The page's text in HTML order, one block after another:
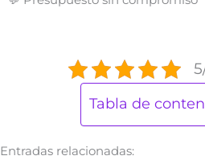
Tabla de
Entradas relacionadas: